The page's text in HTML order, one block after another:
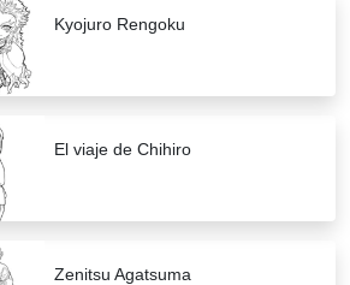
Kyojuro Rengoku
El viaje de Chihiro
Zenitsu Agatsuma